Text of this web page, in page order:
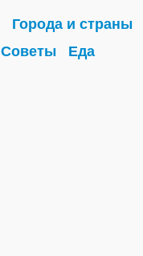
Города и страны
Советы Еда